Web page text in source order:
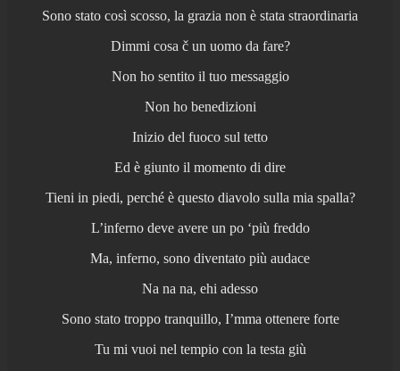
Sono stato così scosso, la grazia non è stata straordinaria
Dimmi cosa č un uomo da fare?
Non ho sentito il tuo messaggio
Non ho benedizioni
Inizio del fuoco sul tetto
Ed è giunto il momento di dire
Tieni in piedi, perché è questo diavolo sulla mia spalla?
L’inferno deve avere un po ‘più freddo
Ma, inferno, sono diventato più audace
Na na na, ehi adesso
Sono stato troppo tranquillo, I’mma ottenere forte
Tu mi vuoi nel tempio con la testa giù